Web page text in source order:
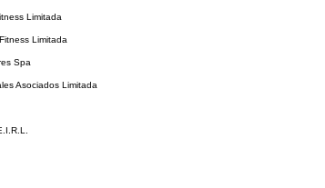
Limitada
Limitada
Spa
Asociados Limitada